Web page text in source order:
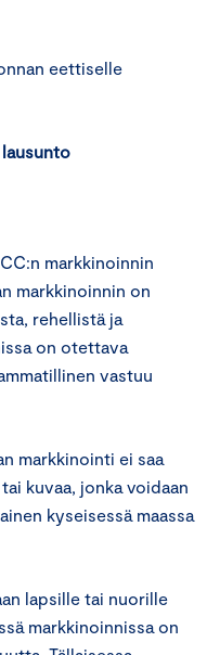
eettiselle
markkinoinnin
markkinoinnin on
rehellistä ja
on otettava
vastuu
markkinointi ei saa
kuvaa, jonka voidaan
kyseisessä maassa
lapsille tai nuorille
markkinoinnissa on